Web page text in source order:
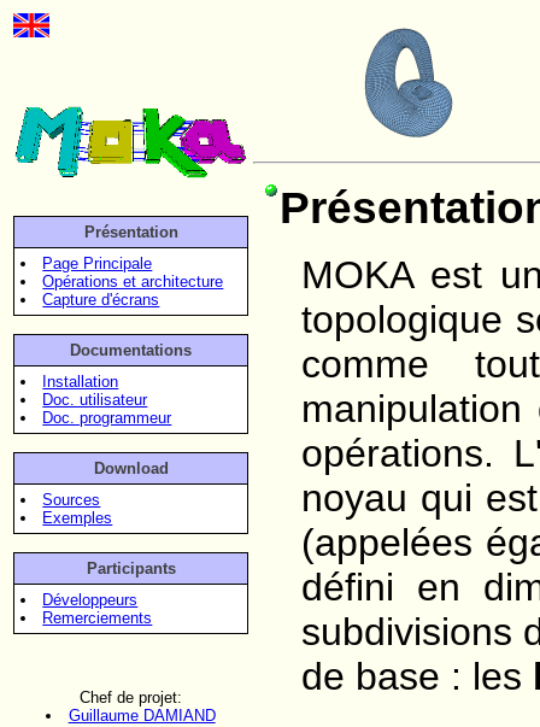
Présentation
Page Principale
Opérations et architecture
Capture d'écrans
Documentations
Installation
Doc. utilisateur
Doc. programmeur
Download
Sources
Exemples
Participants
Développeurs
Remerciements
Chef de projet:
Guillaume DAMIAND
MOKA est
topologique
comme
opérations.
noyau qui
(appelées
défini en
subdivisions
de base : les